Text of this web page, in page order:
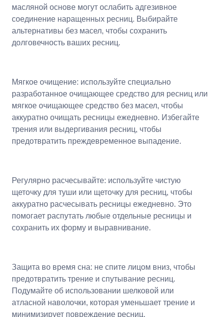
масляной основе могут ослабить адгезивное
соединение наращенных ресниц. Выбирайте
альтернативы без масел, чтобы сохранить
долговечность ваших ресниц.
Мягкое очищение: используйте специально
разработанное очищающее средство для ресниц или
мягкое очищающее средство без масел, чтобы
аккуратно очищать ресницы ежедневно. Избегайте
трения или выдергивания ресниц, чтобы
предотвратить преждевременное выпадение.
Регулярно расчесывайте: используйте чистую
щеточку для туши или щеточку для ресниц, чтобы
аккуратно расчесывать ресницы ежедневно. Это
помогает распутать любые отдельные ресницы и
сохранить их форму и выравнивание.
Защита во время сна: не спите лицом вниз, чтобы
предотвратить трение и спутывание ресниц.
Подумайте об использовании шелковой или
атласной наволочки, которая уменьшает трение и
минимизирует повреждение ресниц.